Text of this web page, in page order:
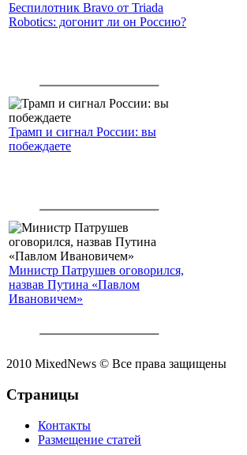
Беспилотник Bravo от Triada
Robotics: догонит ли он Россию?
Трамп и сигнал России: вы
побеждаете
Министр Патрушев оговорился,
назвав Путина «Павлом
Ивановичем»
2010 MixedNews © Все права защищены
Страницы
Контакты
Размещение статей